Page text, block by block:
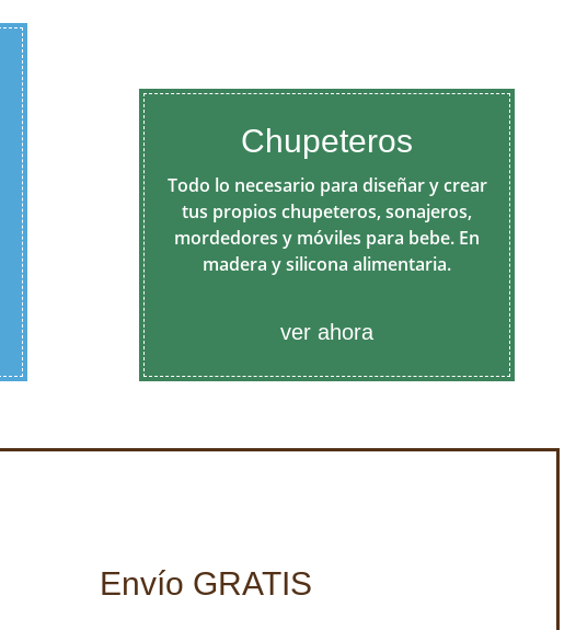
Chupeteros
Todo lo necesario para diseñar y crear
tus propios chupeteros, sonajeros,
mordedores y móviles para bebe. En
madera y silicona alimentaria.
ver ahora
Envío GRATIS